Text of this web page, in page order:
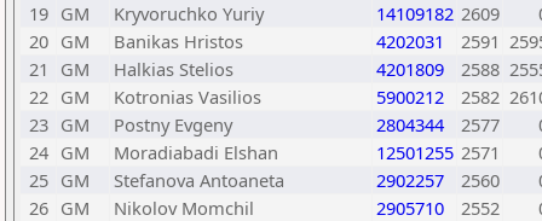
19 GM Kryvoruchko Yuriy 14109182 2609
20 GM Banikas Hristos 4202031 2591
21
GM Halkias Stelios 4201809 2588
22 GM Kotronias Vasilios 5900212 2582
23 GM Postny Evgeny 2804344 2577
24 GM Moradiabadi Elshan 12501255 2571
25 GM Stefanova Antoaneta 2902257 2560
26 GM Nikolov Momchil 2905710 2552